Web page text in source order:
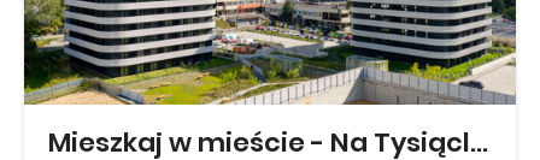
Mieszkaj w mieście - Na Tysiącleciu